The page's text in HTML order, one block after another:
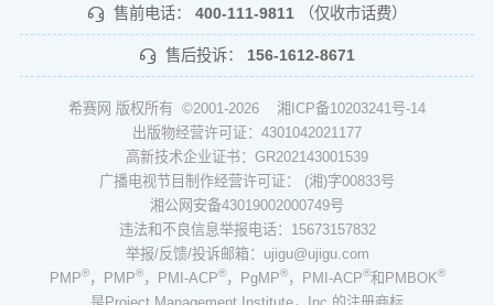
售前电话： 400-111-9811 （仅收市话费）
售后投诉： 156-1612-8671
希赛网 版权所有 ©2001-2026 湘ICP备10203241号-14
出版物经营许可证：4301042021177
高新技术企业证书：GR202143001539
广播电视节目制作经营许可证： (湘)字00833号
湘公网安备43019002000749号
违法和不良信息举报电话：15673157832
举报/反馈/投诉邮箱：ujigu@ujigu.com
PMP®，PMP®，PMI-ACP®，PgMP®，PMI-ACP®和PMBOK®